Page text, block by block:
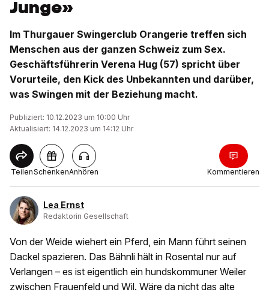
Junge»
Im Thurgauer Swingerclub Orangerie treffen sich
Menschen aus der ganzen Schweiz zum Sex.
Geschäftsführerin Verena Hug (57) spricht über
Vorurteile, den Kick des Unbekannten und darüber,
was Swingen mit der Beziehung macht.
Publiziert: 10.12.2023 um 10:00 Uhr
Aktualisiert: 14.12.2023 um 14:12 Uhr
TeilenSchenkenAnhören Kommentieren
Lea Ernst
Redaktorin Gesellschaft
Von der Weide wiehert ein Pferd, ein Mann führt seinen
Dackel spazieren. Das Bähnli hält in Rosental nur auf
Verlangen – es ist eigentlich ein hundskommuner Weiler
zwischen Frauenfeld und Wil. Wäre da nicht das alte